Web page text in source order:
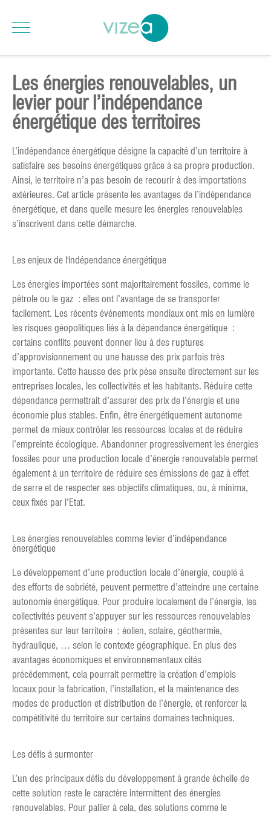
Les énergies renouvelables, un
levier pour l’indépendance
énergétique des territoires
L’indépendance énergétique désigne la capacité d’un territoire à
satisfaire ses besoins énergétiques grâce à sa propre production.
Ainsi, le territoire n’a pas besoin de recourir à des importations
extérieures. Cet article présente les avantages de l’indépendance
énergétique, et dans quelle mesure les énergies renouvelables
s’inscrivent dans cette démarche.
Les enjeux de l'indépendance énergétique
Les énergies importées sont majoritairement fossiles, comme le
pétrole ou le gaz : elles ont l’avantage de se transporter
facilement. Les récents événements mondiaux ont mis en lumière
les risques géopolitiques liés à la dépendance énergétique :
certains conflits peuvent donner lieu à des ruptures
d’approvisionnement ou une hausse des prix parfois très
importante. Cette hausse des prix pèse ensuite directement sur les
entreprises locales, les collectivités et les habitants. Réduire cette
dépendance permettrait d’assurer des prix de l’énergie et une
économie plus stables. Enfin, être énergétiquement autonome
permet de mieux contrôler les ressources locales et de réduire
l’empreinte écologique. Abandonner progressivement les énergies
fossiles pour une production locale d’énergie renouvelable permet
également à un territoire de réduire ses émissions de gaz à effet
de serre et de respecter ses objectifs climatiques, ou, à minima,
ceux fixés par l’Etat.
Les énergies renouvelables comme levier d’indépendance
énergétique
Le développement d’une production locale d’énergie, couplé à
des efforts de sobriété, peuvent permettre d’atteindre une certaine
autonomie énergétique. Pour produire localement de l’énergie, les
collectivités peuvent s’appuyer sur les ressources renouvelables
présentes sur leur territoire : éolien, solaire, géothermie,
hydraulique, … selon le contexte géographique. En plus des
avantages économiques et environnementaux cités
précédemment, cela pourrait permettre la création d’emplois
locaux pour la fabrication, l’installation, et la maintenance des
modes de production et distribution de l’énergie, et renforcer la
compétitivité du territoire sur certains domaines techniques.
Les défis à surmonter
L’un des principaux défis du développement à grande échelle de
cette solution reste le caractère intermittent des énergies
renouvelables. Pour pallier à cela, des solutions comme le